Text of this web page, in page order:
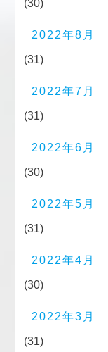
(30)
2022年8月
(31)
2022年7月
(31)
2022年6月
(30)
2022年5月
(31)
2022年4月
(30)
2022年3月
(31)